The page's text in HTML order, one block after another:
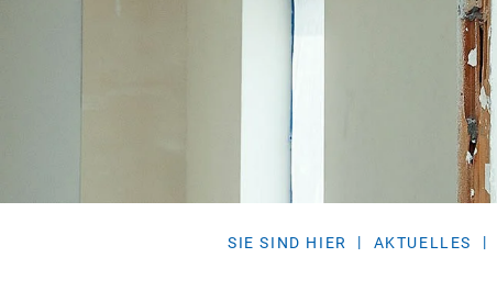
SIE SIND HIER AKTUELLES